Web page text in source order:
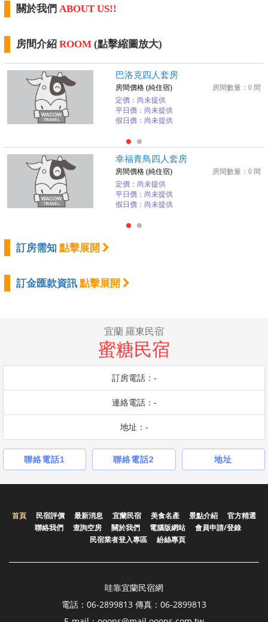
關於我們 ABOUT US!!
房間介紹 ROOM (點擊縮圖放大)
巴洛克四人套房
房間數量：0 間
房間價格 (純住宿)
定價：尚未提供
平日價：尚未提供
假日價：尚未提供
幸福青鳥四人套房
房間數量：0 間
房間價格 (純住宿)
定價：尚未提供
平日價：尚未提供
假日價：尚未提供
訂房需知 點擊展開
訂金匯款資訊 點擊展開
宜蘭 羅東民宿
蜜糖民宿
訂房電話：-
連絡電話：-
地址：-
聯絡電話1 聯絡電話2 地址
首頁 民宿評價 最新消息 宜蘭民宿 美食名產 景點介紹
官方精選
聯絡我們
查詢空房 關於我們 電腦版網站
會員申請/登錄
民宿業者登入專區
紛絲專頁
哇靠宜蘭民宿網
電話：06-2899813 傳真：06-2899813